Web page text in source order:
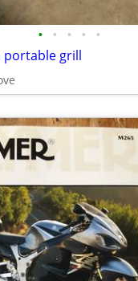
• • • • •
portable grill